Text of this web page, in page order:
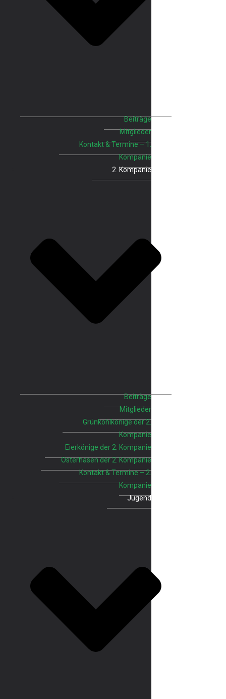
Beiträge
Mitglieder
Kontakt & Termine – 1.
Kompanie
2. Kompanie
Beiträge
Mitglieder
Grünkohlkönige der 2.
Kompanie
Eierkönige der 2. Kompanie
Osterhasen der 2. Kompanie
Kontakt & Termine – 2.
Kompanie
Jugend